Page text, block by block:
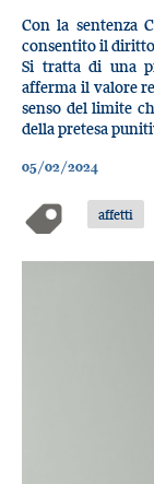
Con la sentenza
consentito il
Si tratta di una
afferma il valore
senso del limite
della pretesa
05/02/2024
affetti